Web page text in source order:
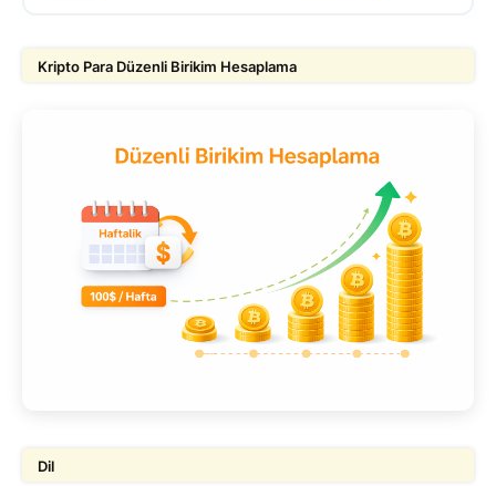
Kripto Para Düzenli Birikim Hesaplama
Dil